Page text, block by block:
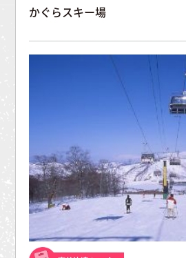
かぐらスキー場